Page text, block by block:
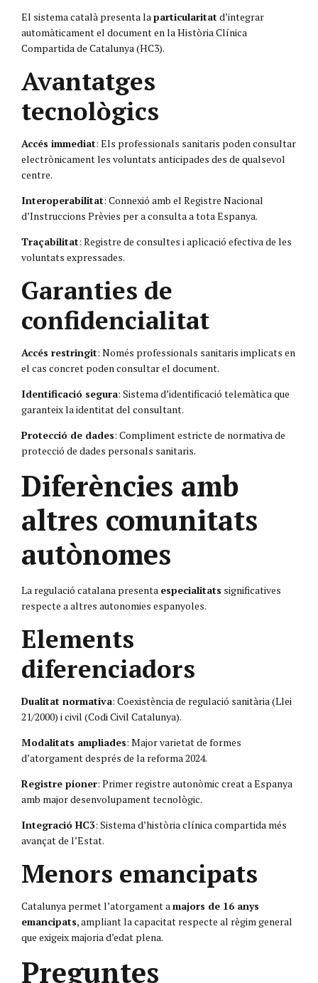
El sistema català presenta la particularitat d’integrar
automàticament el document en la Història Clínica
Compartida de Catalunya (HC3).
Avantatges
tecnològics
Accés immediat: Els professionals sanitaris poden consultar
electrònicament les voluntats anticipades des de qualsevol
centre.
Interoperabilitat: Connexió amb el Registre Nacional
d’Instruccions Prèvies per a consulta a tota Espanya.
Traçabilitat: Registre de consultes i aplicació efectiva de les
voluntats expressades.
Garanties de
confidencialitat
Accés restringit: Només professionals sanitaris implicats en
el cas concret poden consultar el document.
Identificació segura: Sistema d’identificació telemàtica que
garanteix la identitat del consultant.
Protecció de dades: Compliment estricte de normativa de
protecció de dades personals sanitaris.
Diferències amb
altres comunitats
autònomes
La regulació catalana presenta especialitats significatives
respecte a altres autonomies espanyoles.
Elements
diferenciadors
Dualitat normativa: Coexistència de regulació sanitària (Llei
21/2000) i civil (Codi Civil Catalunya).
Modalitats ampliades: Major varietat de formes
d’atorgament després de la reforma 2024.
Registre pioner: Primer registre autonòmic creat a Espanya
amb major desenvolupament tecnològic.
Integració HC3: Sistema d’història clínica compartida més
avançat de l’Estat.
Menors emancipats
Catalunya permet l’atorgament a majors de 16 anys
emancipats, ampliant la capacitat respecte al règim general
que exigeix majoria d’edat plena.
Preguntes